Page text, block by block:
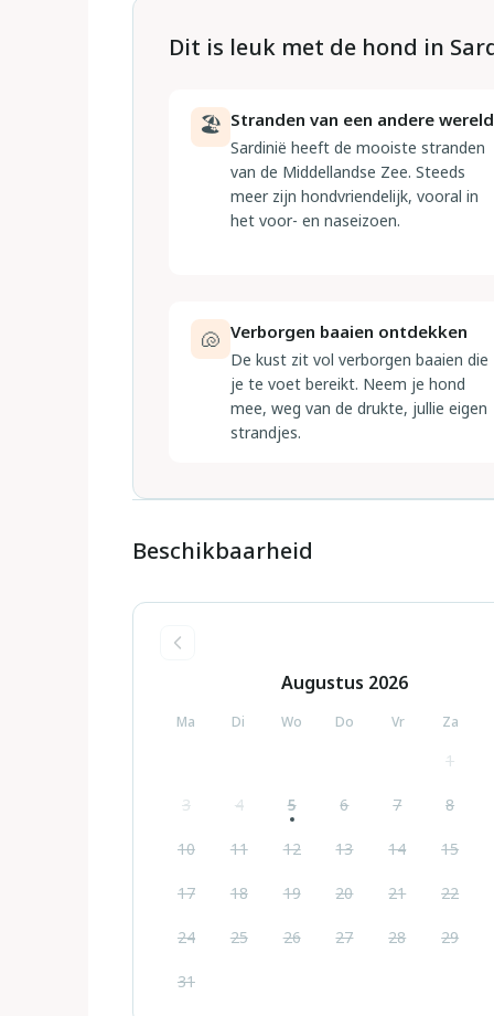
Dit is leuk met de hond in
🏖 Stranden van een andere wereld
Sardinië heeft de mooiste stranden
van de Middellandse Zee. Steeds
meer zijn hondvriendelijk, vooral in
het voor- en naseizoen.
🐚 Verborgen baaien ontdekken
De kust zit vol verborgen baaien die
je te voet bereikt. Neem je hond
mee, weg van de drukte, jullie eigen
strandjes.
Beschikbaarheid
Augustus 2026
Ma Di Wo Do Vr Za
1
3 4 5 6 7 8
10 11 12 13 14 15
17 18 19 20 21 22
24 25 26 27 28 29
31